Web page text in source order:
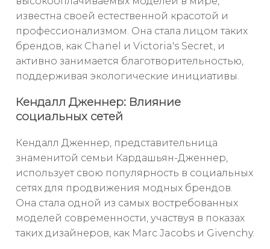
известна своей естественной красотой и
профессионализмом. Она стала лицом таких
брендов, как Chanel и Victoria's Secret, и
активно занимается благотворительностью,
поддерживая экологические инициативы.
Кендалл Дженнер: Влияние
социальных сетей
Кендалл Дженнер, представительница
знаменитой семьи Кардашьян-Дженнер,
использует свою популярность в социальных
сетях для продвижения модных брендов.
Она стала одной из самых востребованных
моделей современности, участвуя в показах
таких дизайнеров, как Marc Jacobs и Givenchy.